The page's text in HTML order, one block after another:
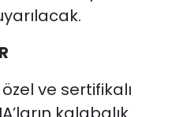
ve sertifikalı